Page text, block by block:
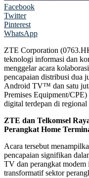
Facebook
Twitter
Pinterest
WhatsApp
ZTE Corporation
teknologi informasi dan
menggelar acara
pencapaian distribusi dua
Android TV™ dan satu
Premises Equipment/
digital terdepan di regional
ZTE dan Telkomsel
Perangkat Home T
Acara tersebut
pencapaian signifikan
TV dan perangkat modem
transformatif sektor